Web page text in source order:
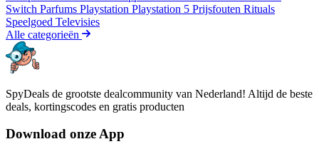
Switch Parfums Playstation Playstation 5 Prijsfouten Rituals
Speelgoed Televisies
Alle categorieën
SpyDeals de grootste dealcommunity van Nederland! Altijd de beste
deals, kortingscodes en gratis producten
Download onze App